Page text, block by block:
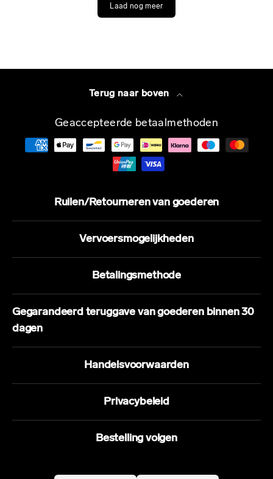
Laad nog meer
Terug naar boven
Geaccepteerde betaalmethoden
Ruilen/Retourneren van goederen
Vervoersmogelijkheden
Betalingsmethode
Gegarandeerd teruggave van goederen binnen 30
dagen
Handelsvoorwaarden
Privacybeleid
Bestelling volgen